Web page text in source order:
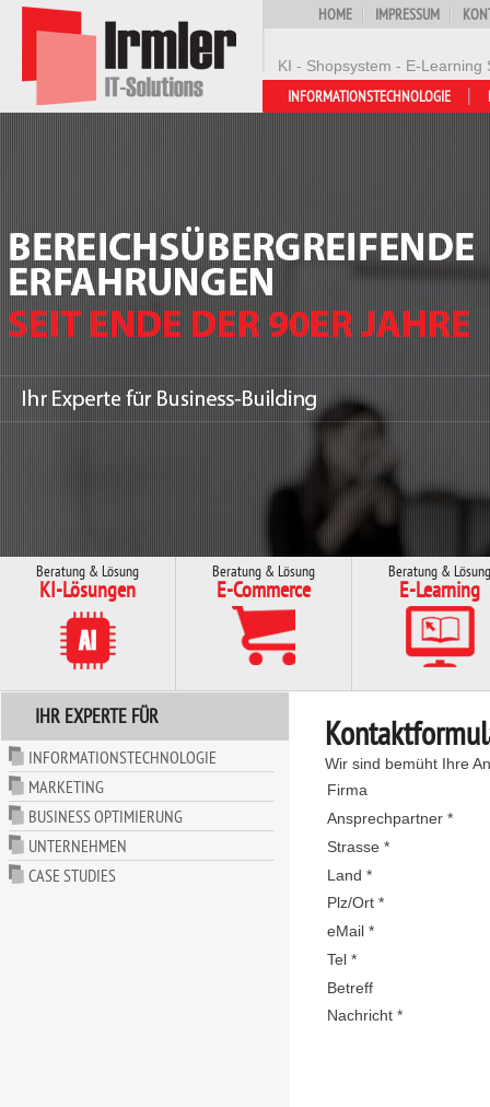
KI - Shopsystem - E-
HOME IMPRESSUM
INFORMATIONSTECHNOLOGIE
Beratung & Lösung
KI-Lösungen
Beratung & Lösung
E-Commerce
Beratung & Lösung
E-Learning
IHR EXPERTE FÜR
INFORMATIONSTECHNOLOGIE
MARKETING
BUSINESS OPTIMIERUNG
UNTERNEHMEN
CASE STUDIES
Wir sind bemüht Ihre
Firma
Ansprechpartner *
Strasse *
Land *
Plz/Ort *
eMail *
Tel *
Betreff
Nachricht *